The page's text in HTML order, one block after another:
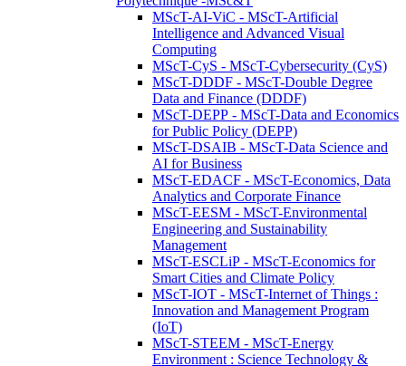
MScT-AI-ViC - MScT-Artificial
Intelligence and Advanced Visual
Computing
MScT-CyS - MScT-Cybersecurity (CyS)
MScT-DDDF - MScT-Double Degree
Data and Finance (DDDF)
MScT-DEPP - MScT-Data and Economics
for Public Policy (DEPP)
MScT-DSAIB - MScT-Data Science and
AI for Business
MScT-EDACF - MScT-Economics, Data
Analytics and Corporate Finance
MScT-EESM - MScT-Environmental
Engineering and Sustainability
Management
MScT-ESCLiP - MScT-Economics for
Smart Cities and Climate Policy
MScT-IOT - MScT-Internet of Things :
Innovation and Management Program
(IoT)
MScT-STEEM - MScT-Energy
Environment : Science Technology &